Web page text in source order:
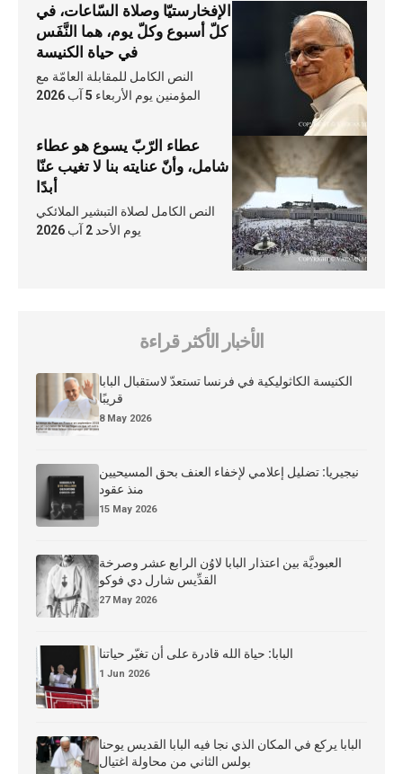
الإفخارستيّا وصلاة السّاعات، في
كلّ أسبوع وكلّ يوم، هما النَّفَس
في حياة الكنيسة
النص الكامل للمقابلة العامّة مع
المؤمنين يوم الأربعاء 5 آب 2026
عطاء الرّبّ يسوع هو عطاء
شامل، وأنّ عنايته بنا لا تغيب عنّا
أبدًا
النص الكامل لصلاة التبشير الملائكي
يوم الأحد 2 آب 2026
الأخبار الأكثر قراءة
الكنيسة الكاثوليكية في فرنسا تستعدّ لاستقبال البابا
قريبًا
8 May 2026
نيجيريا: تضليل إعلامي لإخفاء العنف بحق المسيحيين
منذ عقود
15 May 2026
العبوديَّة بين اعتذار البابا لاوُن الرابع عشر وصرخة
القدِّيس شارل دي فوكو
27 May 2026
البابا: حياة الله قادرة على أن تغيّر حياتنا
1 Jun 2026
البابا يركع في المكان الذي نجا فيه البابا القديس يوحنا
بولس الثاني من محاولة اغتيال